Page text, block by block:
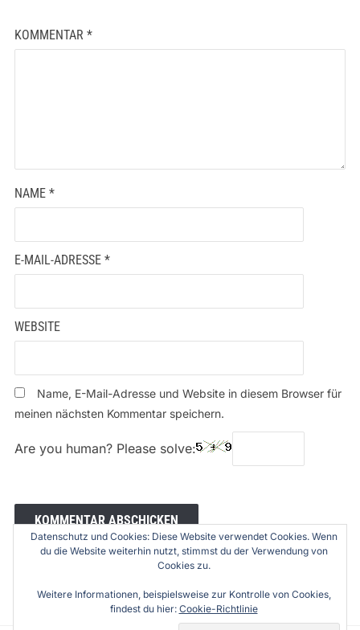
KOMMENTAR *
NAME *
E-MAIL-ADRESSE *
WEBSITE
Name, E-Mail-Adresse und Website in diesem Browser für
meinen nächsten Kommentar speichern.
Are you human? Please solve:
Datenschutz und Cookies: Diese Website verwendet Cookies. Wenn
du die Website weiterhin nutzt, stimmst du der Verwendung von
Cookies zu.
Weitere Informationen, beispielsweise zur Kontrolle von Cookies,
findest du hier: Cookie-Richtlinie